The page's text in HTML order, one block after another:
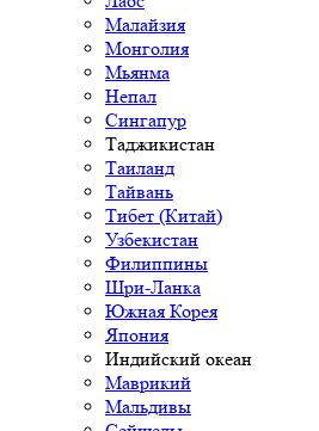
Малайзия
Монголия
Мьянма
Непал
Сингапур
Таджикистан
Таиланд
Тайвань
Тибет (Китай)
Узбекистан
Филиппины
Шри-Ланка
Южная Корея
Япония
Индийский океан
Маврикий
Мальдивы